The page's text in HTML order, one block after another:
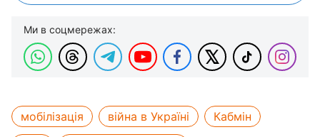
Ми в соцмережах:
мобілізація війна в Україні
Кабмін